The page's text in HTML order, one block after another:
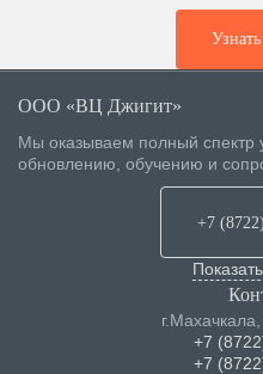
ООО «ВЦ Джигит»
Мы оказываем полный спектр
обновлению, обучению и
+7 (8722)
г.Махачкала
+7
+7